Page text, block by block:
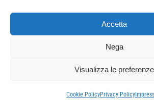
Accetta
Nega
Visualizza le preferenze
Cookie PolicyPrivacy Policy